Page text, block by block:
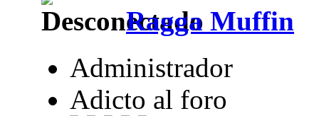
Ragga Muffin
Administrador
Adicto al foro